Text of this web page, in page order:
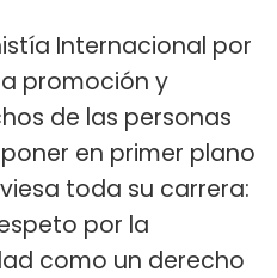
Internacional por
promoción y
de las personas
poner en primer plano
toda su carrera:
por la
como un derecho